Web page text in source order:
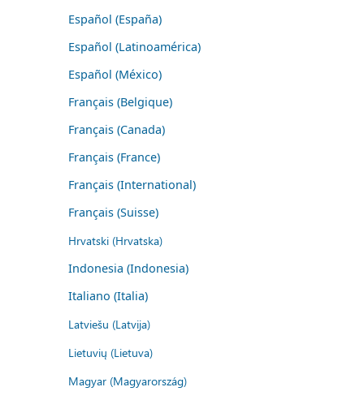
Español (España)
Español (Latinoamérica)
Español (México)
Français (Belgique)
Français (Canada)
Français (France)
Français (International)
Français (Suisse)
Hrvatski (Hrvatska)
Indonesia (Indonesia)
Italiano (Italia)
Latviešu (Latvija)
Lietuvių (Lietuva)
Magyar (Magyarország)